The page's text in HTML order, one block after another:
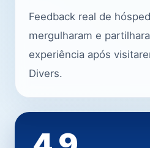
Feedback real de
mergulharam e
experiência após
Divers.